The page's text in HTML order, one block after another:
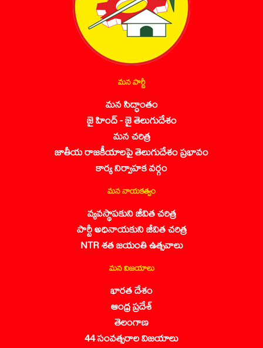
మన పార్టీ
మన సిద్ధాంతం
జై హింద్ - జై తెలుగుదేశం
మన చరిత్ర
జాతీయ రాజకీయాలపై తెలుగుదేశం ప్రభావం
కార్య నిర్వాహక వర్గం
మన నాయకత్వం
వ్యవస్థాపకుని జీవిత చరిత్ర
పార్టీ అధినాయకుని జీవిత చరిత్ర
NTR శత జయంతి ఉత్సవాలు
మన విజయాలు
భారత దేశం
ఆంధ్ర ప్రదేశ్
తెలంగాణ
44 సంవత్సరాల విజయాలు